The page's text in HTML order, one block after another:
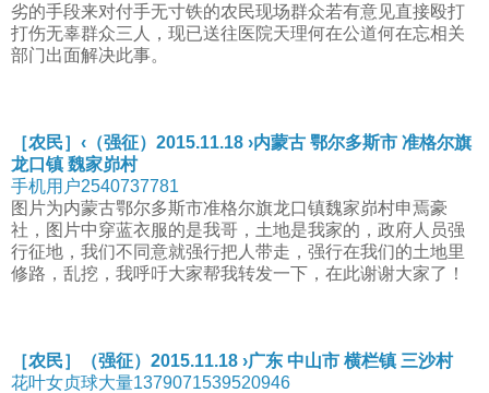
劣的手段来对付手无寸铁的农民现场群众若有意见直接殴打
打伤无辜群众三人，现已送往医院天理何在公道何在忘相关
部门出面解决此事。
［农民］‹（强征）2015.11.18 ›内蒙古 鄂尔多斯市 准格尔旗
龙口镇 魏家峁村
手机用户2540737781
图片为内蒙古鄂尔多斯市准格尔旗龙口镇魏家峁村申焉豪
社，图片中穿蓝衣服的是我哥，土地是我家的，政府人员强
行征地，我们不同意就强行把人带走，强行在我们的土地里
修路，乱挖，我呼吁大家帮我转发一下，在此谢谢大家了！
［农民］（强征）2015.11.18 ›广东 中山市 横栏镇 三沙村
花叶女贞球大量1379071539520946